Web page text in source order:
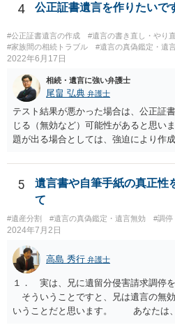
4 公正証書遺言を作りたいで
#公正証書遺言の作成 #遺言の書き直し・やり
#家族間の相続トラブル
#遺言の真偽鑑定・遺
2022年6月17日
相続・遺言に強い弁護士
尾畠 弘典 弁護士
テスト結果が悪かった場合は、公正証
じる（無効など）可能性があると思い
題が出る場合としては、強迫により作
すが、弁護士に作成を依頼する場合は
ースが多いと思います。 報酬体系は
律の基準はありません。
5
遺言書や自筆手紙の真正性
て
#遺産分割 #遺言の真偽鑑定・遺言無効 #調停
2024年7月2日
高島 秀行 弁護士
１． 実は、兄に遺留分侵害請求調
そういうことですと、兄は遺言の無
いうことだと思います。 あなたは